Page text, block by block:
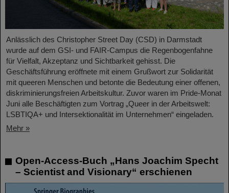
Anlässlich des Christopher Street Day (CSD) in Darmstadt
wurde auf dem GSI- und FAIR-Campus die Regenbogenfahne
für Vielfalt, Akzeptanz und Sichtbarkeit gehisst. Die
Geschäftsführung eröffnete mit einem Grußwort zur Solidarität
mit queeren Menschen und betonte die Bedeutung einer offenen,
diskriminierungsfreien Arbeitskultur. Zuvor waren im Pride-Monat
Juni alle Beschäftigten zum Vortrag „Queer in der Arbeitswelt:
LSBTIQA+ und Intersektionalität im Unternehmen“ eingeladen.
Mehr »
Open-Access-Buch „Hans Joachim Specht
– Scientist and Visionary“ erschienen